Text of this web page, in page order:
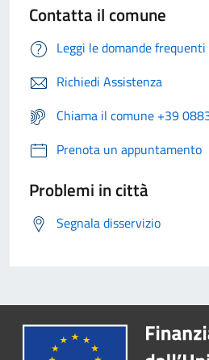
Contatta il comune
Leggi le domande frequenti
Richiedi Assistenza
Chiama il comune +39
Prenota un appuntamento
Problemi in città
Segnala disservizio